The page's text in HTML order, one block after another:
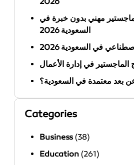
مهني بدون خبرة في
السعودية 2026
في السعودية 2026
بعد معتمدة في السعودية؟
Categories
Business (38)
Education (261)